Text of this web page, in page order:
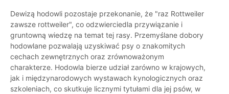
Dewizą hodowli pozostaje przekonanie, że "raz Rottweiler
zawsze rottweiler", co odzwierciedla przywiązanie i
gruntowną wiedzę na temat tej rasy. Przemyślane dobory
hodowlane pozwalają uzyskiwać psy o znakomitych
cechach zewnętrznych oraz zrównoważonym
charakterze. Hodowla bierze udział zarówno w krajowych,
jak i międzynarodowych wystawach kynologicznych oraz
szkoleniach, co skutkuje licznymi tytułami dla jej psów, w